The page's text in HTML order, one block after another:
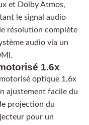
et Dolby Atmos,
le signal audio
résolution complète
audio via un
1.6x
optique 1.6x
ajustement facile du
projection du
pour un